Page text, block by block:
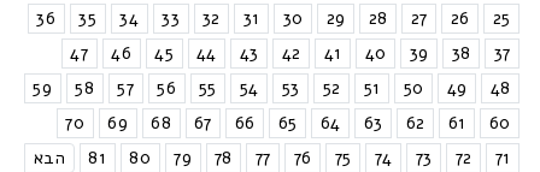
25
26
27
28
29
30
31
32
33
34
35
36
37
38
39
40
41
42
43
44
45
46
47
48
49
50
51
52
53
54
55
56
57
58
59
60
61
62
63
64
65
66
67
68
69
70
71
72
73
74
75
76
77
78
79
80
81 הבא